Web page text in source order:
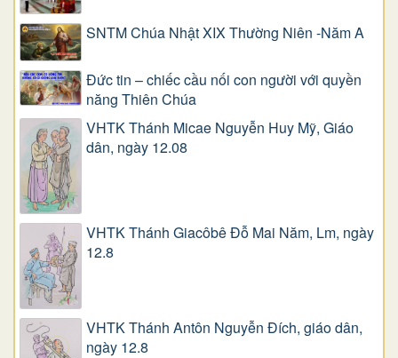
SNTM Chúa Nhật XIX Thường Niên -Năm A
Đức tin – chiếc cầu nối con người với quyền
năng Thiên Chúa
VHTK Thánh Micae Nguyễn Huy Mỹ, Giáo
dân, ngày 12.08
VHTK Thánh Giacôbê Ðỗ Mai Năm, Lm, ngày
12.8
VHTK Thánh Antôn Nguyễn Ðích, giáo dân,
ngày 12.8